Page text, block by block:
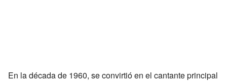
En la década de 1960, se convirtió en el cantante principal